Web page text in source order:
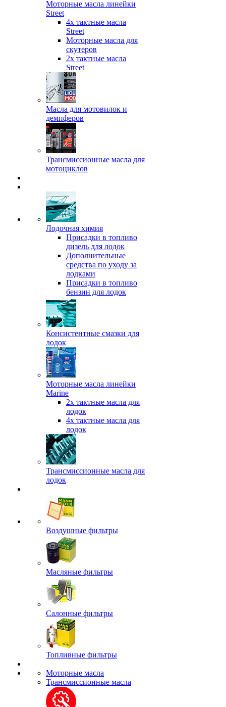
Моторные масла линейки
Street
4х тактные масла
Street
Моторные масла для
скутеров
2х тактные масла
Street
Масла для мотовилок и
демпферов
Трансмиссионные масла для
мотоциклов
Лодочная химия
Присадки в топливо
дизель для лодок
Дополнительные
средства по уходу за
лодками
Присадки в топливо
бензин для лодок
Консистентные смазки для
лодок
Моторные масла линейки
Marine
2х тактные масла для
лодок
4х тактные масла для
лодок
Трансмиссионные масла для
лодок
Воздушные фильтры
Масляные фильтры
Салонные фильтры
Топливные фильтры
Моторные масла
Трансмиссионные масла